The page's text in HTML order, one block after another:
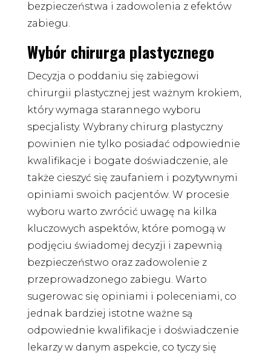
bezpieczeństwa i zadowolenia z efektów
zabiegu.
Wybór chirurga plastycznego
Decyzja o poddaniu się zabiegowi
chirurgii plastycznej jest ważnym krokiem,
który wymaga starannego wyboru
specjalisty. Wybrany chirurg plastyczny
powinien nie tylko posiadać odpowiednie
kwalifikacje i bogate doświadczenie, ale
także cieszyć się zaufaniem i pozytywnymi
opiniami swoich pacjentów. W procesie
wyboru warto zwrócić uwagę na kilka
kluczowych aspektów, które pomogą w
podjęciu świadomej decyzji i zapewnią
bezpieczeństwo oraz zadowolenie z
przeprowadzonego zabiegu. Warto
sugerowac się opiniami i poleceniami, co
jednak bardziej istotne ważne są
odpowiednie kwalifikacje i doświadczenie
lekarzy w danym aspekcie, co tyczy się